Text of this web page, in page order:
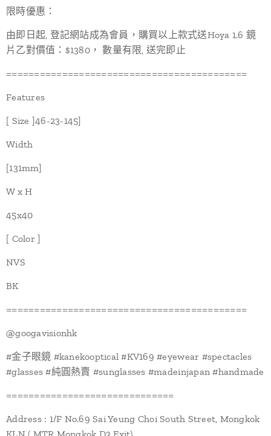
限時優惠：
由即日起, 登記網站成為會員，購買以上款式送Hoya 1.6 鏡
片乙對價值：$1380， 數量有限, 送完即止
===========================================
Features
[ Size ]46-23-145]
Width
[131mm]
W x H
45x40
[ Color ]
NVS
BK
===========================================
@‌googavisionhk
#金子眼鏡 #kanekooptical #KV169 #eyewear #spectacles
#glasses #純圓熱賣 #sunglasses #madeinjapan #handmade
==============================
Address : 1/F No.69 Sai Yeung Choi South Street, Mongkok